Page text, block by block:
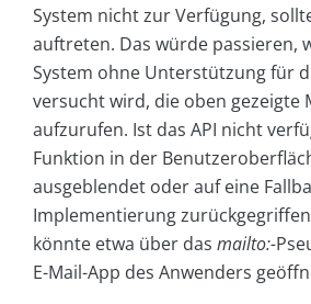
System nicht zur Verfügung,
auftreten. Das würde passieren,
System ohne Unterstützung für
versucht wird, die oben gezeigte
aufzurufen. Ist das API nicht
Funktion in der
ausgeblendet oder auf eine
Implementierung
könnte etwa über das mailto:-
E-Mail-App des Anwenders